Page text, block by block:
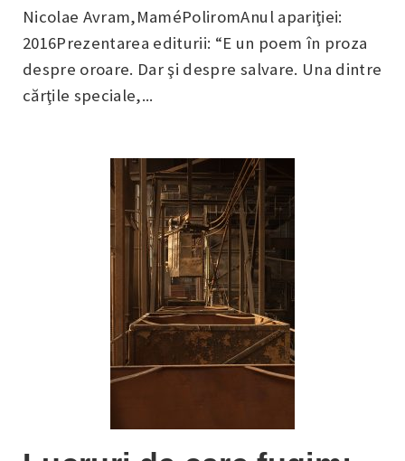
Nicolae Avram,MaméPoliromAnul apariţiei:
2016Prezentarea editurii: “E un poem în proza
despre oroare. Dar şi despre salvare. Una dintre
cărţile speciale,...